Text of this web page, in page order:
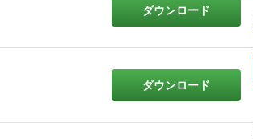
ダウンロード
ダウンロード